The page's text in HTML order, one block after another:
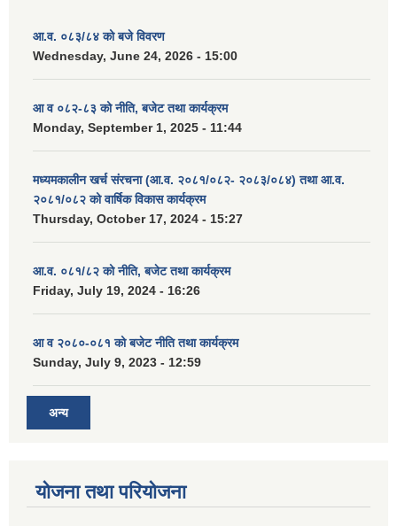
आ.व. ०८३/८४ को बजे विवरण
Wednesday, June 24, 2026 - 15:00
आ व ०८२-८३ को नीति, बजेट तथा कार्यक्रम
Monday, September 1, 2025 - 11:44
मध्यमकालीन खर्च संरचना (आ.व. २०८१/०८२- २०८३/०८४) तथा आ.व.
२०८१/०८२ को वार्षिक विकास कार्यक्रम
Thursday, October 17, 2024 - 15:27
आ.व. ०८१/८२ को नीति, बजेट तथा कार्यक्रम
Friday, July 19, 2024 - 16:26
आ व २०८०-०८१ को बजेट नीति तथा कार्यक्रम
Sunday, July 9, 2023 - 12:59
अन्य
योजना तथा परियोजना